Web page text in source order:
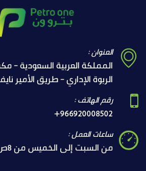
العنوان :
المملكة العربية السعودية -
الربوة الإداري - طريق الأمير
رقم الهاتف :
+966920008502
ساعات العمل :
من السبت إلى الخميس من 8ص إلى 5م